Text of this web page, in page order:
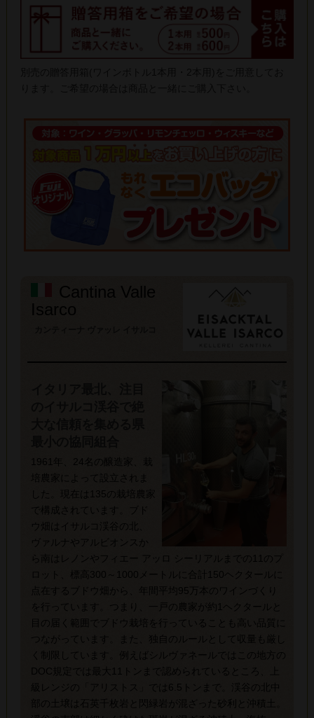
Cantina Valle
Isarco
1961年、24名の醸造家、栽
培農家によって設立されま
した。現在は135の栽培農家
で構成されています。ブド
ウ畑はイサルコ渓谷の北、
ヴァルナやアルビオンスか
ら南はレノンやフィエー アッロ シーリアルまでの11のプ
ロット、標高300～1000メートルに合計150ヘクタールに
点在するブドウ畑から、年間平均95万本のワインづくり
を行っています。つまり、一戸の農家が約1ヘクタールと
目の届く範囲でブドウ栽培を行っていることも高い品質に
つながっています。また、独自のルールとして収量も厳し
く制限しています。例えばシルヴァネールではこの地方の
DOC規定では最大11トンまで認められているところ、上
級レンジの「アリストス」では6.5トンまで。渓谷の北中